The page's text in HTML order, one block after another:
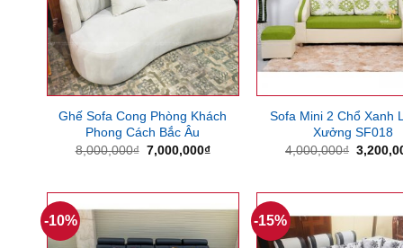
Ghế Sofa Cong Phòng Khách
Phong Cách Bắc Âu
8,000,000₫ Giá
7,000,000₫Giá
7,000,000₫.
Sofa Mini 2 Chổ Xanh
Xưởng SF018
4,000,000₫ Giá
-10% -15%